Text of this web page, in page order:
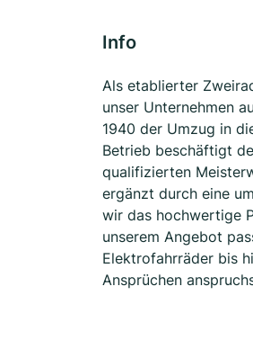
Info
Als etablierter
unser Unternehmen
1940 der Umzug in
Betrieb beschäftigt
qualifizierten
ergänzt durch eine
wir das hochwertige
unserem Angebot
Elektrofahrräder bis
Ansprüchen